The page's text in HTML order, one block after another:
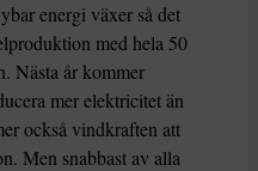
energi växer så det
med hela 50
Nästa år kommer
mer elektricitet än
också vindkraften att
Men snabbast av alla